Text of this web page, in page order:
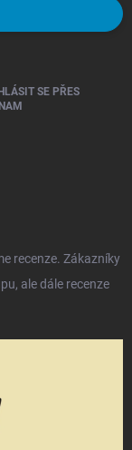
SE PŘES
recenze. Zákazníky
ale dále recenze